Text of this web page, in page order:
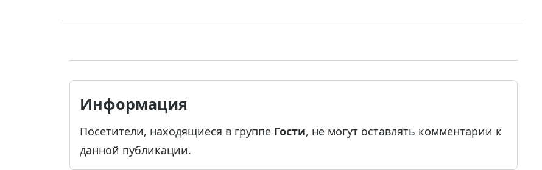
Информация
Посетители, находящиеся в группе Гости, не могут оставлять комментарии к
данной публикации.